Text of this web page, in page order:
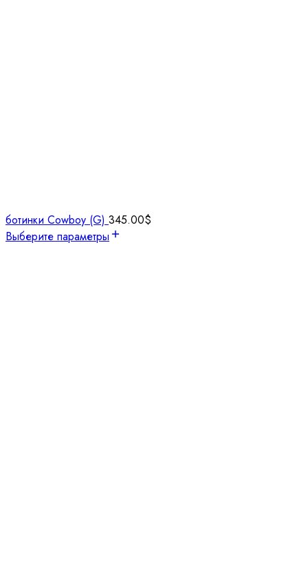
ботинки Cowboy (G) 345.00$
Выберите параметры